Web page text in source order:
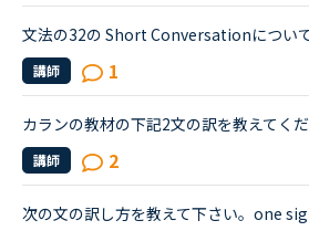
講師 1
講師 2